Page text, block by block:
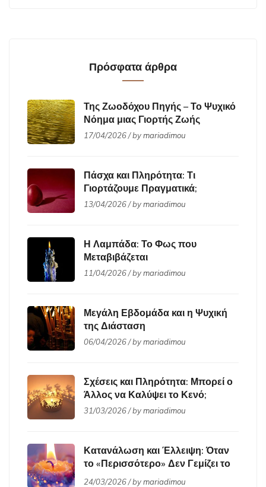
Πρόσφατα άρθρα
Της Ζωοδόχου Πηγής – Το Ψυχικό
Νόημα μιας Γιορτής Ζωής
17/04/2026 / bymariadimou
Πάσχα και Πληρότητα: Τι
Γιορτάζουμε Πραγματικά;
13/04/2026 / bymariadimou
Η Λαμπάδα: Το Φως που
Μεταβιβάζεται
11/04/2026 / bymariadimou
Μεγάλη Εβδομάδα και η Ψυχική
της Διάσταση
06/04/2026 / bymariadimou
Σχέσεις και Πληρότητα: Μπορεί ο
Άλλος να Καλύψει το Κενό;
31/03/2026 / bymariadimou
Κατανάλωση και Έλλειψη: Όταν
το «Περισσότερο» Δεν Γεμίζει το
Κενό
24/03/2026 / bymariadimou